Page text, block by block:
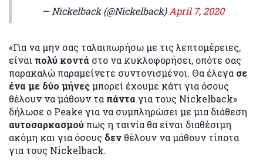
— Nickelback (@Nickelback)April 7, 2020
«Για να μην σας ταλαιπωρήσω με τις λεπτομέρειες,
είναι πολύ κοντά στο να κυκλοφορήσει, οπότε σας
παρακαλώ παραμείνετε συντονισμένοι. Θα έλεγα σε
ένα με δύο μήνεςμπορεί έχουμε κάτι για όσους
θέλουν να μάθουν τα πάνταγια τους Nickelback»
δήλωσε ο Peake για να συμπληρώσει με μια διάθεση
αυτοσαρκασμού πως η ταινία θα είναι διαθέσιμη
ακόμη και για όσους δεν θέλουν να μάθουν τίποτα
για τους Nickelback.